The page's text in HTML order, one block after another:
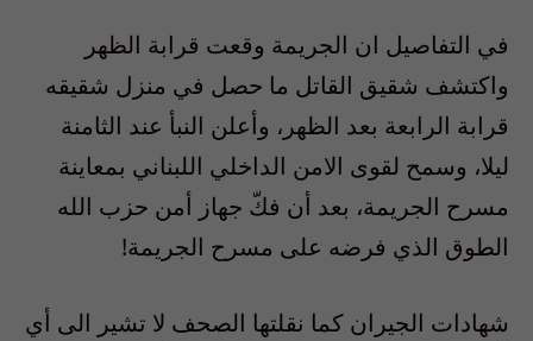
في التفاصيل ان الجريمة وقعت قرابة الظهر
واكتشف شقيق القاتل ما حصل في منزل شقيقه
قرابة الرابعة بعد الظهر، وأعلن النبأ عند الثامنة
ليلا، وسمح لقوى الامن الداخلي اللبناني بمعاينة
مسرح الجريمة، بعد أن فكّ جهاز أمن حزب الله
الطوق الذي فرضه على مسرح الجريمة!
شهادات الجيران كما نقلتها الصحف لا تشير الى أي